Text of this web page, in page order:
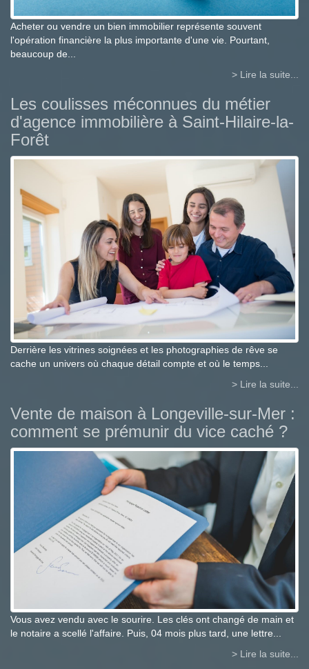
Acheter ou vendre un bien immobilier représente souvent
l'opération financière la plus importante d'une vie. Pourtant,
beaucoup de...
> Lire la suite...
Les coulisses méconnues du métier
d'agence immobilière à Saint-Hilaire-la-
Forêt
Derrière les vitrines soignées et les photographies de rêve se
cache un univers où chaque détail compte et où le temps...
> Lire la suite...
Vente de maison à Longeville-sur-Mer :
comment se prémunir du vice caché ?
Vous avez vendu avec le sourire. Les clés ont changé de main et
le notaire a scellé l'affaire. Puis, 04 mois plus tard, une lettre...
> Lire la suite...